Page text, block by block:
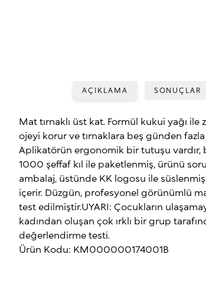
AÇIKLAMA SONUÇLAR
Mat tırnaklı üst kat. Formül kukui yağı
ojeyi korur ve tırnaklara beş günden
Aplikatörün ergonomik bir tutuşu vardır,
1000 şeffaf kıl ile paketlenmiş, ürünü
ambalaj, üstünde KK logosu ile
içerir. Düzgün, profesyonel görünümlü
test edilmiştir.UYARI: Çocukların
kadından oluşan çok ırklı bir grup
değerlendirme testi.
Ürün Kodu: KM000000174001B